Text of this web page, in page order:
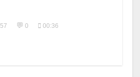
57 💬 0 00:36